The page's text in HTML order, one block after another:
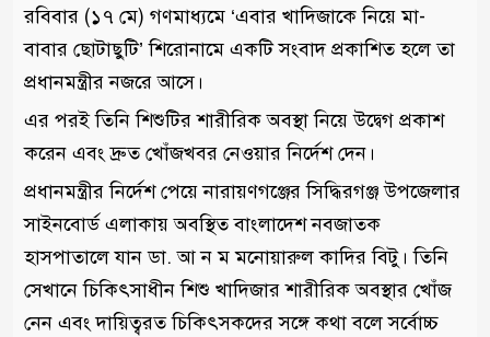
রবিবার (১৭ মে) গণমাধ্যমে ‘এবার খাদিজাকে নিয়ে মা-
বাবার ছোটাছুটি’ শিরোনামে একটি সংবাদ প্রকাশিত হলে তা
প্রধানমন্ত্রীর নজরে আসে।
এর পরই তিনি শিশুটির শারীরিক অবস্থা নিয়ে উদ্বেগ প্রকাশ
করেন এবং দ্রুত খোঁজখবর নেওয়ার নির্দেশ দেন।
প্রধানমন্ত্রীর নির্দেশ পেয়ে নারায়ণগঞ্জের সিদ্ধিরগঞ্জ উপজেলার
সাইনবোর্ড এলাকায় অবস্থিত বাংলাদেশ নবজাতক
হাসপাতালে যান ডা. আ ন ম মনোয়ারুল কাদির বিটু। তিনি
সেখানে চিকিৎসাধীন শিশু খাদিজার শারীরিক অবস্থার খোঁজ
নেন এবং দায়িত্বরত চিকিৎসকদের সঙ্গে কথা বলে সর্বোচ্চ